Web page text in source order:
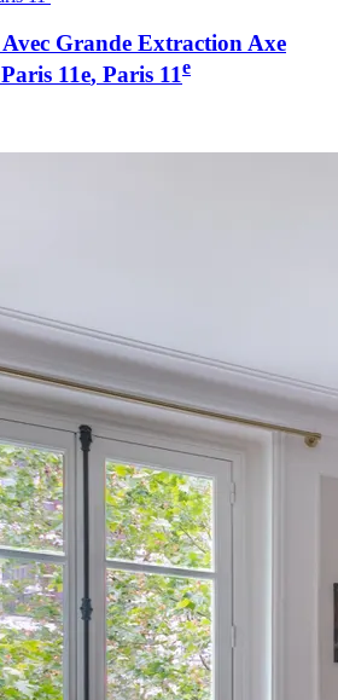
Grande Extraction Axe
11e, Paris 11e